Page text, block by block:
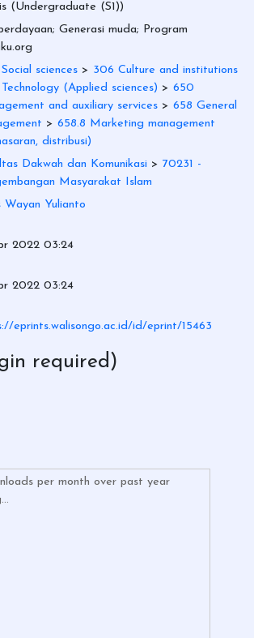
(Undergraduate (S1))
Generasi muda; Program
sciences > 306 Culture and institutions
(Applied sciences) > 650
and auxiliary services > 658 General
> 658.8 Marketing management
distribusi)
Dakwah dan Komunikasi > 70231 -
Masyarakat Islam
Wayan Yulianto
2022 03:24
2022 03:24
eprints.walisongo.ac.id/id/eprint/15463
required)
per month over past year